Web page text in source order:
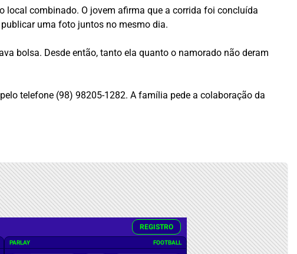
local combinado. O jovem afirma que a corrida foi concluída
uma foto juntos no mesmo dia.
bolsa. Desde então, tanto ela quanto o namorado não deram
telefone (98) 98205-1282. A família pede a colaboração da